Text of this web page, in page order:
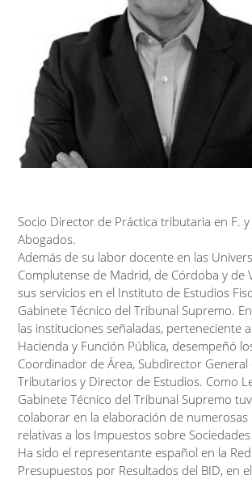
Socio Director de Práctica tributaria en F. y
Abogados.
Además de su labor docente en las
Complutense de Madrid, de Córdoba y de
sus servicios en el Instituto de Estudios
Gabinete Técnico del Tribunal Supremo.
las instituciones señaladas, perteneciente
Hacienda y Función Pública, desempeñó
Coordinador de Área, Subdirector General
Tributarios y Director de Estudios. Como
Gabinete Técnico del Tribunal Supremo
colaborar en la elaboración de numerosas
relativas a los Impuestos sobre Sociedades
Ha sido el representante español en la
Presupuestos por Resultados del BID, en